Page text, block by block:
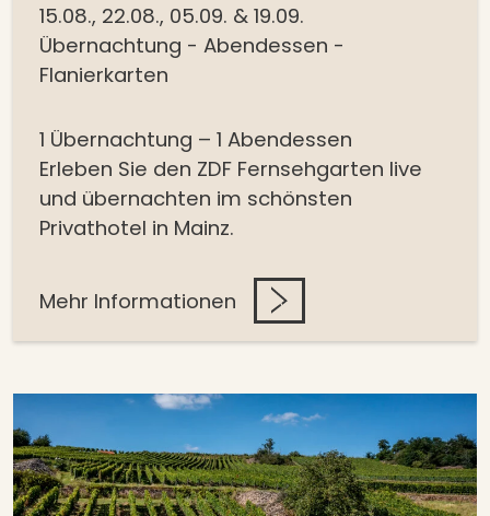
15.08., 22.08., 05.09. & 19.09.
Übernachtung - Abendessen -
Flanierkarten
1 Übernachtung – 1 Abendessen
Erleben Sie den ZDF Fernsehgarten live
und übernachten im schönsten
Privathotel in Mainz.
Mehr Informationen